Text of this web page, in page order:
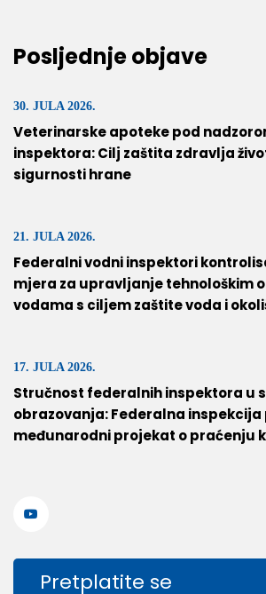
Posljednje objave
30. JULA 2026.
Veterinarske apoteke pod
inspektora: Cilj zaštita zdravlja
sigurnosti hrane
21. JULA 2026.
Federalni vodni inspektori
mjera za upravljanje tehnološkim
vodama s ciljem zaštite voda i
17. JULA 2026.
Stručnost federalnih inspektora u
obrazovanja: Federalna inspekcija
međunarodni projekat o praćenju
Pretplatite se